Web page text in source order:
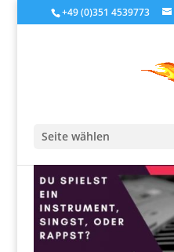
+49 (0)351 4539773
Seite wählen